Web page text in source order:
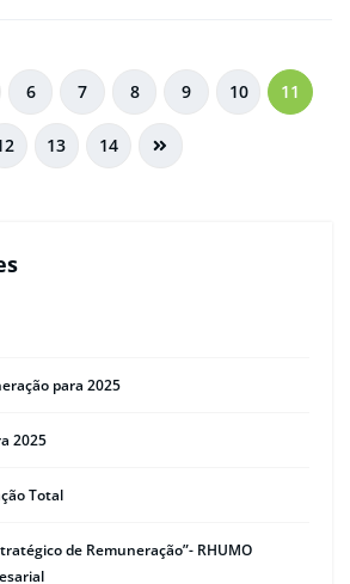
6 7 8 9 10 11
13 14
para 2025
2025
Total
de Remuneração”- RHUMO